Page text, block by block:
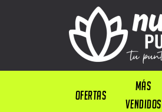
OFERTAS
Más
Vendidos